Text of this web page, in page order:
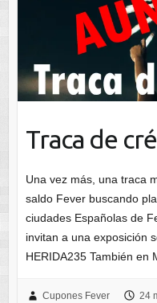
Traca de
Una vez más, una traca
saldo Fever buscando
ciudades Españolas de
invitan a una exposición
HERIDA235 También en
Cupones Fever 24